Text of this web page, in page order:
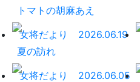
トマトの胡麻あえ
女将だより
2026.06.19
夏の訪れ
女将だより
2026.06.05